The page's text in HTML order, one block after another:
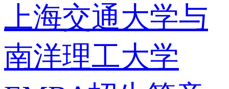
上海交通大学与
南洋理工大学